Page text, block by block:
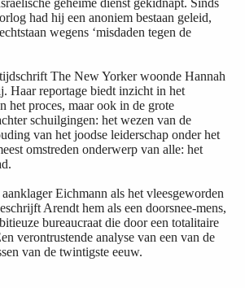
geheime dienst gekidnapt. Sinds
had hij een anoniem bestaan geleid,
wegens ‘misdaden tegen de
The New Yorker woonde Hannah
Haar reportage biedt inzicht in het
het proces, maar ook in de grote
schuilgingen: het wezen van de
van het joodse leiderschap onder het
omstreden onderwerp van alle: het
Eichmann als het vleesgeworden
Arendt hem als een doorsnee-mens,
bureaucraat die door een totalitaire
verontrustende analyse van een van de
van de twintigste eeuw.